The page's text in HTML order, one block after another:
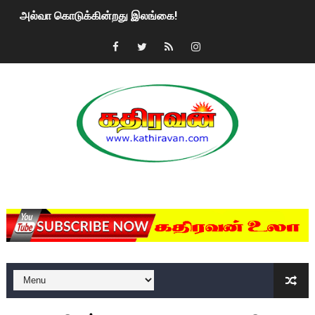
அல்வா கொடுக்கின்றது இலங்கை!
2ஆம் நாள் உக்ரைன் யுத்தம்!! எங்களைத் தனிமையில்
மகிந்த ராஜபக்சே பதவி விலக திட்டம்?
ரவுடி பேபிக்கு நடந்த தரமான சம்பவம்.. ஆபாச வீடியோக்களால்
குண்டை தூக்கிப்போட்ட ஆய்வு…. இந்தியாவின் “கோவிஷீல்டு”
யாழில் தமிழின தலைவர் பிரபாகரனின் பிறந்தநாளை
ஏர்போர்ட்டில் உதைத்த நபர் யார், என்ன நடந்தது?: உண்மையை
சீனா இலங்கையிடம் 8 மில்லியன் அமெரிக்க டொலர் நட்டஈடு